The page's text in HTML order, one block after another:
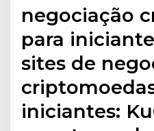
negociação
para
sites de
iniciantes: